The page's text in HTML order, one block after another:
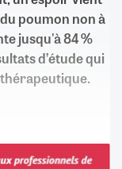
poumon non à
jusqu'à 84 %
d’étude qui